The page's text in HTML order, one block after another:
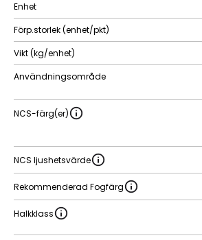
Enhet
Förp.storlek (enhet/pkt)
Vikt (kg/enhet)
Användningsområde
NCS-färg(er)
NCS ljushetsvärde
Rekommenderad Fogfärg
Halkklass